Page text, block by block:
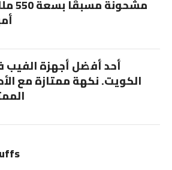
مشحونة
أحد أفضل أجهزة الفيب
الكويت. نكهة ممتازة مع